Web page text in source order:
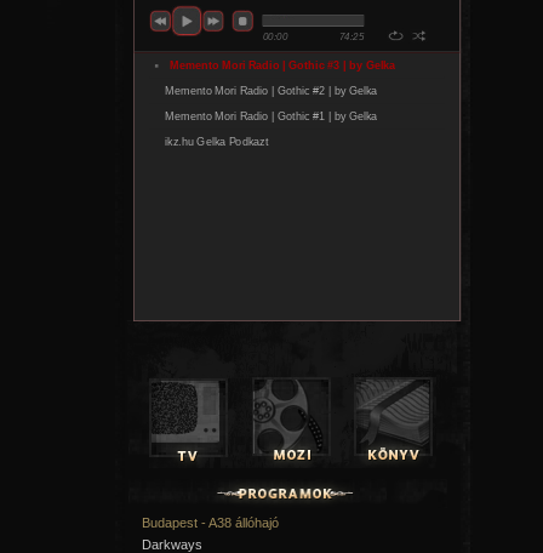
tagok másnap, március 25-én, 10 órától csatlakozhatnak
lehetőséghez, míg a teljes körű jegyértékesítés március
www.livenation.hu www.funcode.hu
Budapest - A38 állóhajó
Darkways